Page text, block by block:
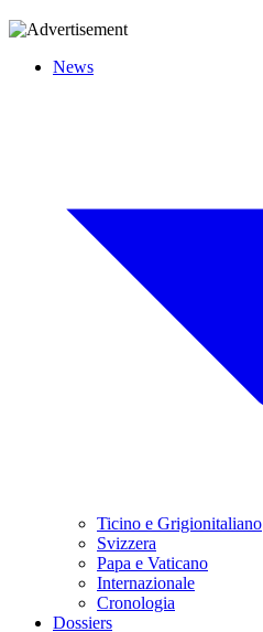
News
Ticino e Grigionitaliano
Svizzera
Papa e Vaticano
Internazionale
Cronologia
Dossiers